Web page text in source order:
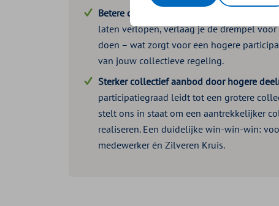
Betere deelname aan collectiviteit
laten verlopen, verlaag je de drempel
doen – wat zorgt voor een hogere
van jouw collectieve regeling.
Sterker collectief aanbod door hogere
participatiegraad leidt tot een grotere
stelt ons in staat om een aantrekkelijker
realiseren. Een duidelijke win-win-win:
medewerker én Zilveren Kruis.